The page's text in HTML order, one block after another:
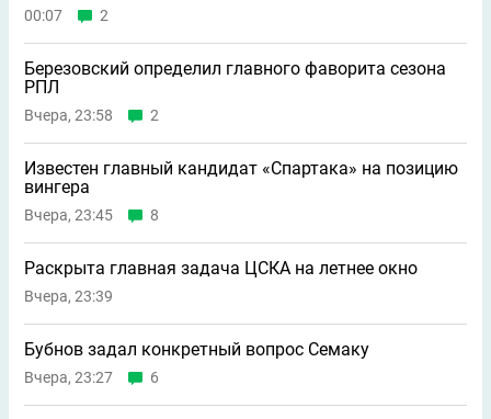
00:07 2
Березовский определил главного фаворита сезона
РПЛ
Вчера, 23:58 2
Известен главный кандидат «Спартака» на позицию
вингера
Вчера, 23:45 8
Раскрыта главная задача ЦСКА на летнее окно
Вчера, 23:39
Бубнов задал конкретный вопрос Семаку
Вчера, 23:27 6